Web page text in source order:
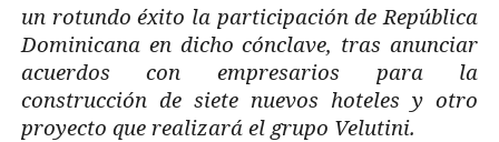
un rotundo éxito la participación de República
Dominicana en dicho cónclave, tras anunciar
acuerdos con empresarios para la
construcción de siete nuevos hoteles y otro
proyecto que realizará el grupo Velutini.